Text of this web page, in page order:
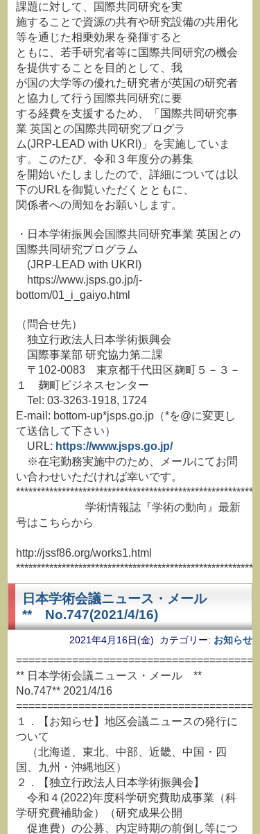
課題に対して、国際共同研究を実
施することで資源の共有や研究設備の共用化
等を通じた相乗効果を発揮すると
ともに、若手研究者等に国際共同研究の機会
を提供することを目的として、我
が国の大学等の優れた研究者が英国の研究者
と協力して行う国際共同研究に要
する経費を支援するため、「国際共同研究事
業 英国との国際共同研究プログラ
ム(JRP-LEAD with UKRI)」を実施していま
す。このたび、令和３年度分の募集
を開始いたしましたので、詳細については以
下のURLを御覧いただくとともに、
関係者への周知をお願いします。
・日本学術振興会国際共同研究事業 英国との
国際共同研究プログラム
(JRP-LEAD with UKRI)
https://www.jsps.go.jp/j-
bottom/01_i_gaiyo.html
（問合せ先）
独立行政法人日本学術振興会
国際事業部 研究協力第二課
〒102-0083 東京都千代田区麹町５－３－
１ 麹町ビジネスセンター
Tel: 03-3263-1918, 1724
E-mail: bottom-up*jsps.go.jp（*を@に変更し
て送信して下さい）
URL: https://www.jsps.go.jp/
※在宅勤務実施中のため、メールにてお問
い合わせいただければ幸いです。
学術情報誌『学術の動向』最新
号はこちらから
http://jssf86.org/works1.html
日本学術会議ニュース・メール
** No.747(2021/4/16)
2021年4月16日(金) カテゴリー: お知らせ
** 日本学術会議ニュース・メール **
No.747** 2021/4/16
１．【お知らせ】地区会議ニュースの発行に
ついて
（北海道、東北、中部、近畿、中国・四
国、九州・沖縄地区）
２．【独立行政法人日本学術振興会】
令和４(2022)年度科学研究費助成事業（科
学研究費補助金）（研究成果公開
促進費）の公募、内定時期の前倒し等につ